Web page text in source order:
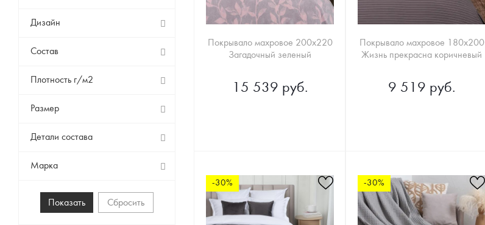
Покрывало махровое 200х220
Загадочный зеленый
15 539 руб.
Покрывало махровое 180х200
Жизнь прекрасна коричневый
9 519 руб.
-30% -30%
Дизайн
Состав
Плотность г/м2
Размер
Детали состава
Марка
Сбросить